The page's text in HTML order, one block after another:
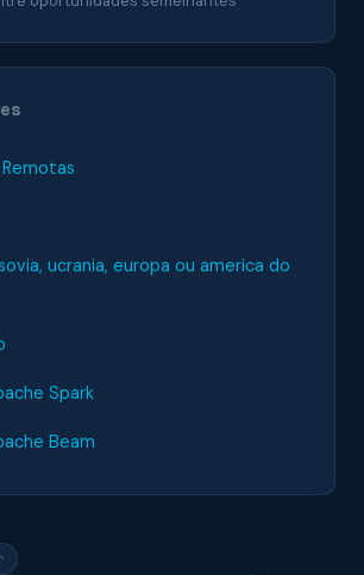
ucrania, europa ou america do
Spark
Beam